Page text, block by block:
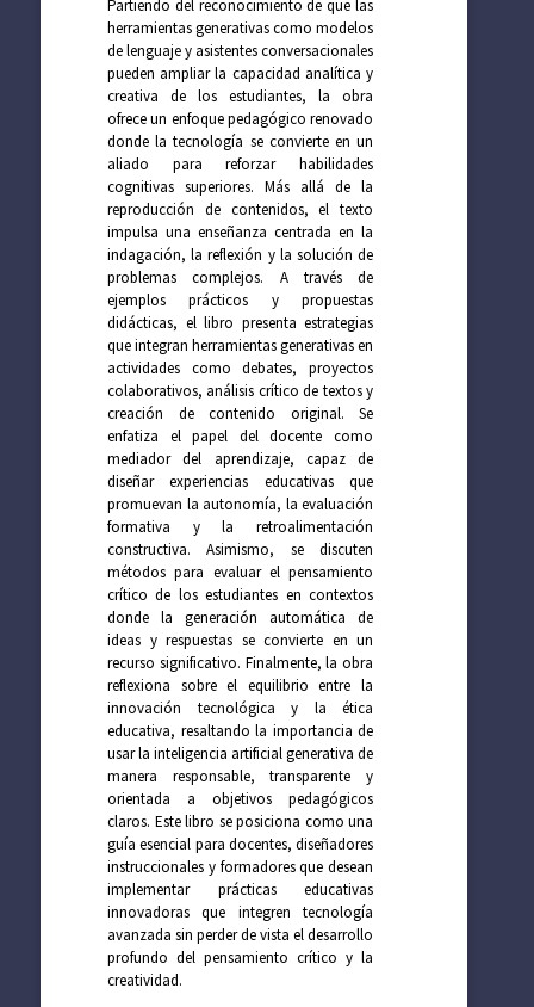
Partiendo del reconocimiento de que las
herramientas generativas como modelos
de lenguaje y asistentes conversacionales
pueden ampliar la capacidad analítica y
creativa de los estudiantes, la obra
ofrece un enfoque pedagógico renovado
donde la tecnología se convierte en un
aliado para reforzar habilidades
cognitivas superiores. Más allá de la
reproducción de contenidos, el texto
impulsa una enseñanza centrada en la
indagación, la reflexión y la solución de
problemas complejos. A través de
ejemplos prácticos y propuestas
didácticas, el libro presenta estrategias
que integran herramientas generativas en
actividades como debates, proyectos
colaborativos, análisis crítico de textos y
creación de contenido original. Se
enfatiza el papel del docente como
mediador del aprendizaje, capaz de
diseñar experiencias educativas que
promuevan la autonomía, la evaluación
formativa y la retroalimentación
constructiva. Asimismo, se discuten
métodos para evaluar el pensamiento
crítico de los estudiantes en contextos
donde la generación automática de
ideas y respuestas se convierte en un
recurso significativo. Finalmente, la obra
reflexiona sobre el equilibrio entre la
innovación tecnológica y la ética
educativa, resaltando la importancia de
usar la inteligencia artificial generativa de
manera responsable, transparente y
orientada a objetivos pedagógicos
claros. Este libro se posiciona como una
guía esencial para docentes, diseñadores
instruccionales y formadores que desean
implementar prácticas educativas
innovadoras que integren tecnología
avanzada sin perder de vista el desarrollo
profundo del pensamiento crítico y la
creatividad.